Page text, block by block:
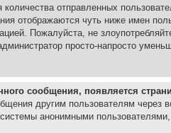
отправленных
отображаются чуть ниже имен
Пожалуйста, не
просто-напросто
сообщения, появляется
другим пользователям
анонимными